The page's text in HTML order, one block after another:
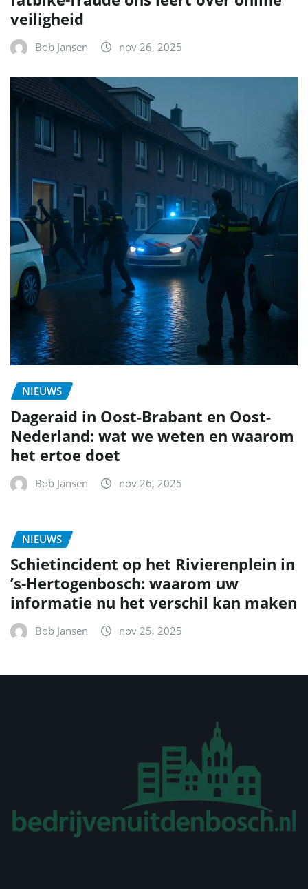
veiligheid
Bob Jansen nov 26, 2025
NIEUWS
Dageraid in Oost-Brabant en Oost-
Nederland: wat we weten en waarom
het ertoe doet
Bob Jansen nov 26, 2025
NIEUWS
Schietincident op het Rivierenplein in
’s‑Hertogenbosch: waarom uw
informatie nu het verschil kan maken
Bob Jansen nov 25, 2025